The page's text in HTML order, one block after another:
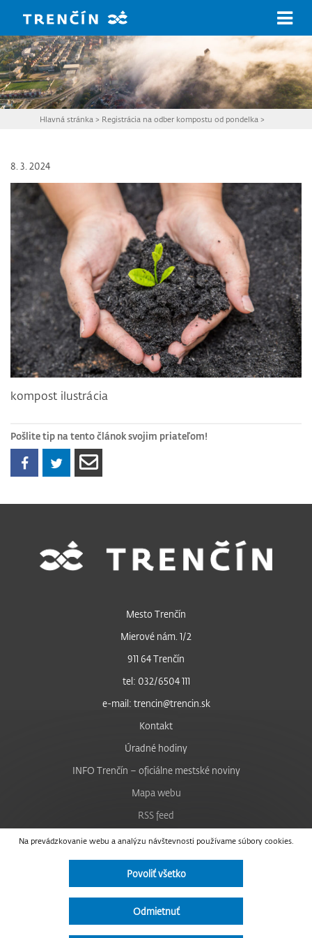
Hlavná stránka > Registrácia na odber kompostu od pondelka >
8. 3. 2024
kompost ilustrácia
Pošlite tip na tento článok svojim priateľom!
Na prevádzkovanie webu a analýzu návštevnosti používame súbory cookies.
Povoliť všetko
Odmietnuť
Mesto Trenčín
Mierové nám. 1/2
911 64 Trenčín
tel: 032/6504 111
e-mail: trencin@trencin.sk
Kontakt
Úradné hodiny
INFO Trenčín – oficiálne mestské noviny
Mapa webu
RSS feed
Nastavenie cookies
Facebook
Instagram
Vyhlásenie o prístupnosti